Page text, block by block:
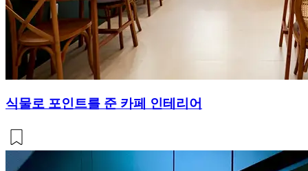
식물로 포인트를 준 카페 인테리어